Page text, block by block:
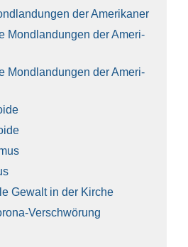
der Ame­ri­ka­ner
Mond­lan­dun­gen der Ame­ri­
Mond­lan­dun­gen der Ame­ri­
Gewalt in der Kir­che
Ver­schwö­rung